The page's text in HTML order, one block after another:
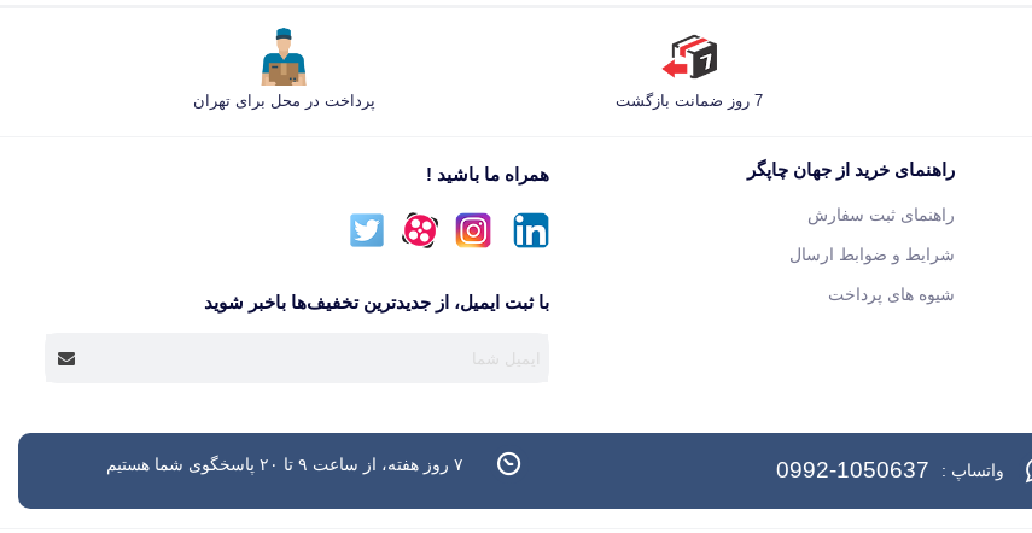
7 روز ضمانت بازگشت پرداخت در محل برای تهران
راهنمای خرید از جهان چاپگر
راهنمای ثبت سفارش
شرایط و ضوابط ارسال
شیوه های پرداخت
همراه ما باشید !
با ثبت ایمیل، از جدید‌ترین تخفیف‌ها با‌خبر شوید
واتساپ : 0992-1050637 ۷ روز هفته، از ساعت ۹ تا ۲۰ پاسخگوی شما هستیم